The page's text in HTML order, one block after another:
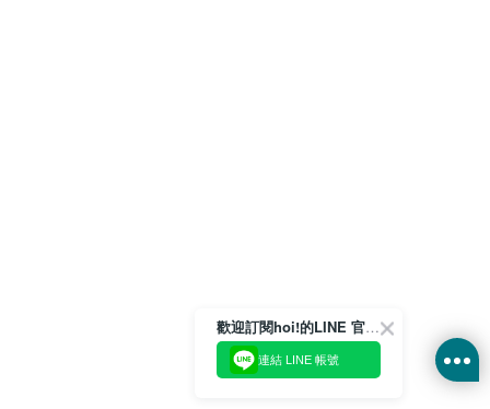
歡迎訂閱hoi!的LINE 官方帳號
連結 LINE 帳號